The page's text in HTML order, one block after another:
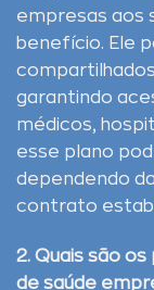
empresas aos
benefício. Ele
garantindo
médicos,
esse plano
dependendo
contrato
2. Quais são
de saúde